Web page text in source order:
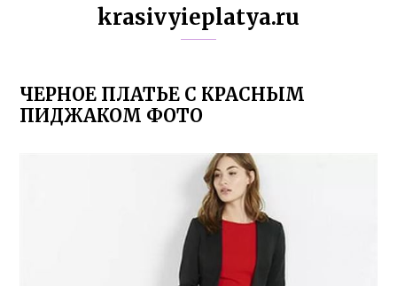
krasivyieplatya.ru
ЧЕРНОЕ ПЛАТЬЕ С КРАСНЫМ
ПИДЖАКОМ ФОТО